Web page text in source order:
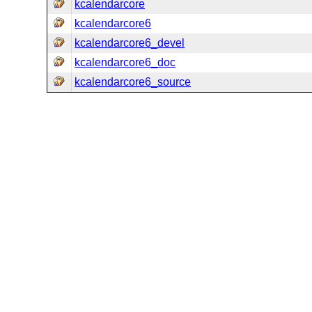
kcalendarcore
kcalendarcore6
kcalendarcore6_devel
kcalendarcore6_doc
kcalendarcore6_source